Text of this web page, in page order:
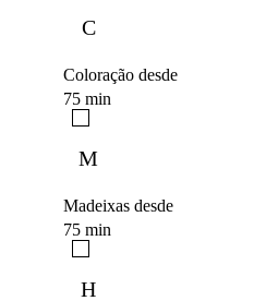
C
Coloração desde
75 min
M
Madeixas desde
75 min
H